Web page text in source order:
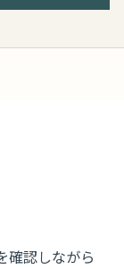
確認しながら